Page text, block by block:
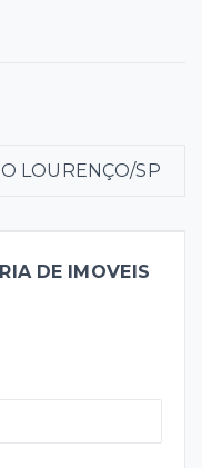
DE IMOVEIS
LOURENÇO/SP